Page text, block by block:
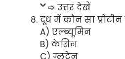
➩ उत्तर देखें
दूध में कौन सा प्रोटीन
A) एल्ब्यूमिन
B) केसिन
C) ग्लूटेन